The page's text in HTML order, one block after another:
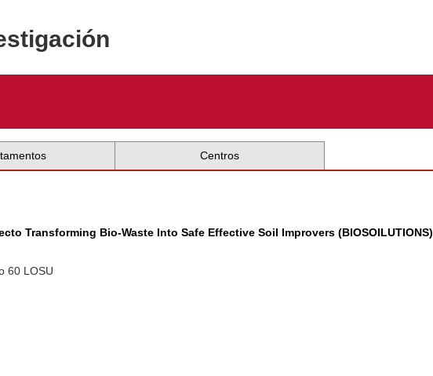
Centros
Transforming Bio-Waste Into Safe Effective Soil Improvers (BIOSOILUTIONS)
60 LOSU